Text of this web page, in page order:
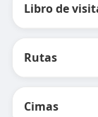
Libro de
Rutas
Cimas